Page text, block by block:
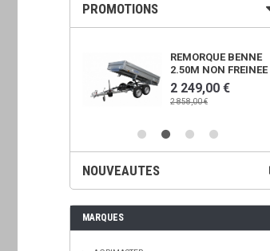
PROMOTIONS
REMORQUE BENNE
2.50M NON FREINEE
2 249,00 €
2 858,00 €
NOUVEAUTES
MARQUES